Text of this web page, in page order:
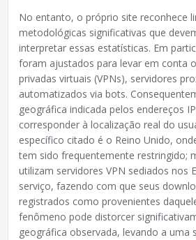
No entanto, o próprio site reconhece
metodológicas significativas que
interpretar essas estatísticas. Em
foram ajustados para levar em conta
privadas virtuais (VPNs), servidores
automatizados via bots.
geográfica indicada pelos endereços
corresponder à localização real do
específico citado é o Reino Unido,
tem sido frequentemente restringido;
utilizam servidores VPN sediados nos
serviço, fazendo com que seus
registrados como provenientes
fenômeno pode distorcer
geográfica observada, levando a uma